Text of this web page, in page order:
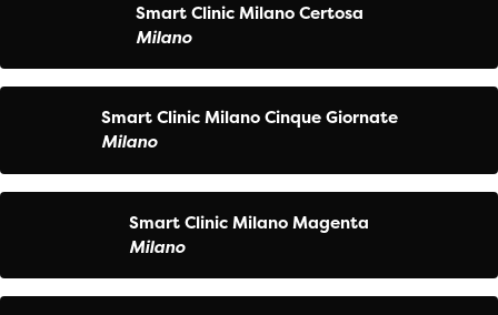
Smart Clinic Milano Certosa
Milano
Smart Clinic Milano Cinque Giornate
Milano
Smart Clinic Milano Magenta
Milano